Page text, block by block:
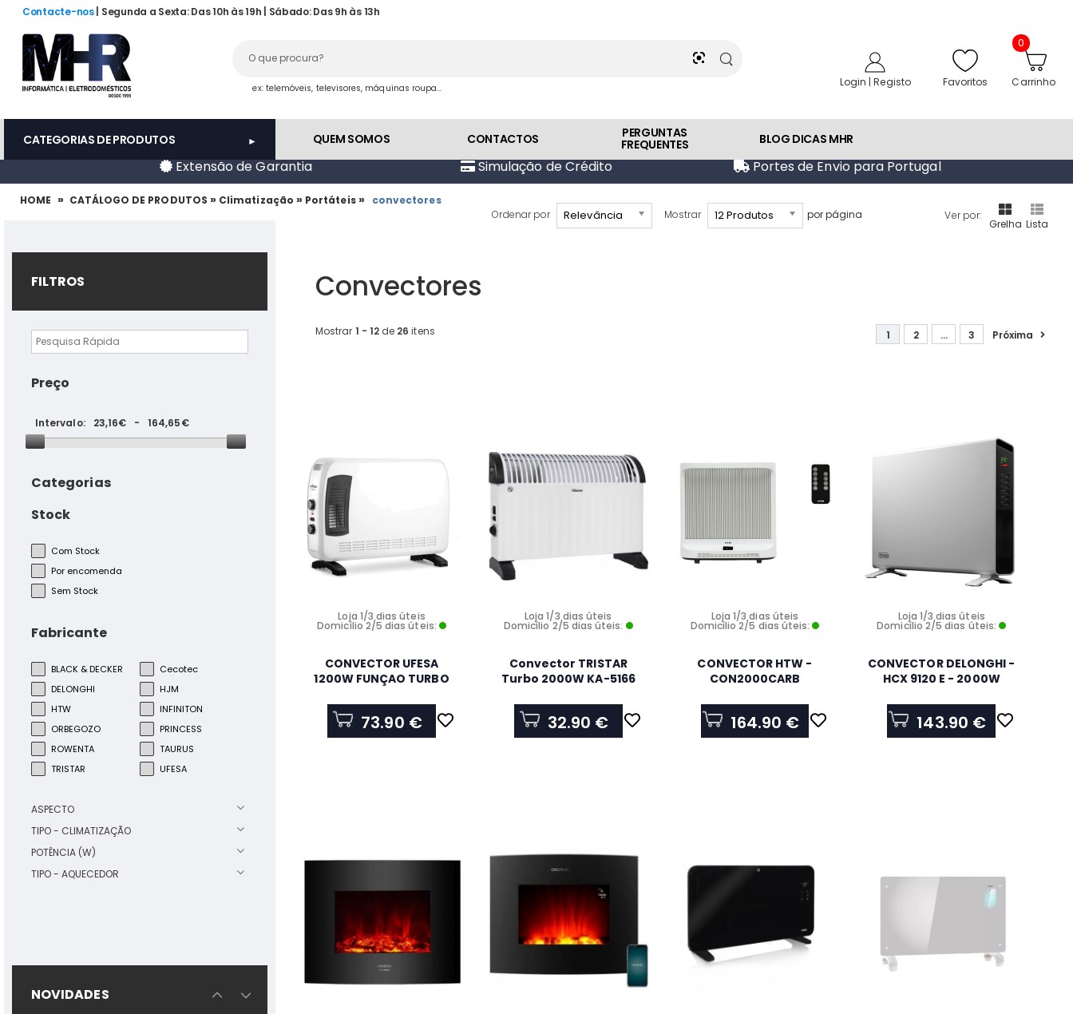
Contacte-nos | Segunda a Sexta: Das 10h às 19h | Sábado: Das 9h às 13h
ex: telemóveis, televisores, máquinas roupa... Login | Registo Favoritos
0
Carrinho
CATEGORIAS DE PRODUTOS QUEM SOMOS CONTACTOS PERGUNTAS
FREQUENTES BLOG DICAS MHR
Extensão de Garantia Simulação de Crédito Portes de Envio para Portugal
HOME » CATÁLOGO DE PRODUTOS » Climatização » Portáteis »
convectores
Mostrar
12 Produtos por página
Ordenar por Relevância Ver por:
Grelha Lista
FILTROS
Preço
Intervalo: 23,16€ - 164,65€
Categorias
Stock
Com Stock
Por encomenda
Sem Stock
Fabricante
BLACK & DECKER
Cecotec
DELONGHI
HJM
HTW
INFINITON
ORBEGOZO
PRINCESS
ROWENTA
TAURUS
TRISTAR
UFESA
ASPECTO
TIPO - CLIMATIZAÇÃO
POTÊNCIA (W)
TIPO - AQUECEDOR
NOVIDADES
MAQ.LIMP HOOVER
CAMAS/COLCH.-MBC500UV
LGSMART09.SET R32 EXT+INT
Convectores
Mostrar 1 - 12de 26 itens 1 2 ... 3 Próxima
Loja 1/3 dias úteis
Domicílio 2/5 dias úteis:
CONVECTOR UFESA
1200W FUNÇAO TURBO
73.90 €
Loja 1/3 dias úteis
Domicílio 2/5 dias úteis:
Convector TRISTAR
Turbo 2000W KA-5166
32.90 €
Loja 1/3 dias úteis
Domicílio 2/5 dias úteis:
CONVECTOR HTW -
CON2000CARB
164.90 €
Loja 1/3 dias úteis
Domicílio 2/5 dias úteis:
CONVECTOR DELONGHI -
HCX 9120 E - 2000W
143.90 €